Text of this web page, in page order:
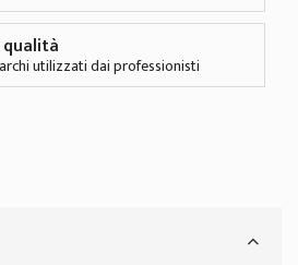
utilizzati dai professionisti